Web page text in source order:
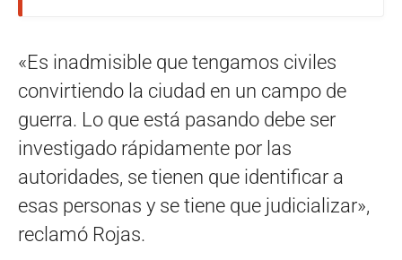
«Es inadmisible que tengamos civiles
convirtiendo la ciudad en un campo de
guerra. Lo que está pasando debe ser
investigado rápidamente por las
autoridades, se tienen que identificar a
esas personas y se tiene que judicializar»,
reclamó Rojas.